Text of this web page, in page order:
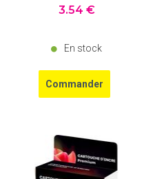
3.54 €
En stock